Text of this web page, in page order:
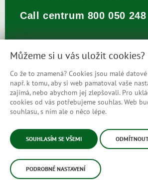
Call centrum 800 050 248
Prohlášení o přístupnosti
Mapa stránek
© Česká správa sociálního zabezpečení
Můžeme si u vás uložit cookies?
Co že to znamená? Cookies jsou malé
např. k tomu, aby si web pamatoval vaše
zajímá, nebo abychom jej zlepšovali. Pro
cookies od vás potřebujeme souhlas. Web
souhlasu, s ním ale o něco lépe.
SOUHLASÍM SE VŠEMI
PODROBNÉ NASTAVENÍ